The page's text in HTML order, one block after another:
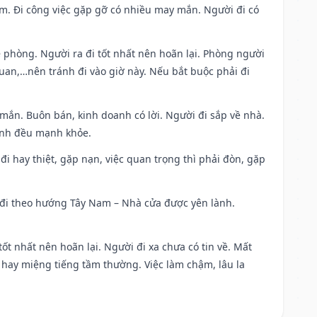
Đi công việc gặp gỡ có nhiều may mắn. Người đi có
Người ra đi tốt nhất nên hoãn lại. Phòng người
tránh đi vào giờ này. Nếu bắt buộc phải đi
Buôn bán, kinh doanh có lời. Người đi sắp về nhà.
đều mạnh khỏe.
hay thiệt, gặp nạn, việc quan trọng thì phải đòn, gặp
theo hướng Tây Nam – Nhà cửa được yên lành.
nhất nên hoãn lại. Người đi xa chưa có tin về. Mất
miệng tiếng tầm thường. Việc làm chậm, lâu la